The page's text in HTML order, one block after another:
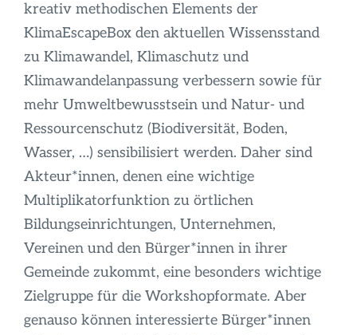
kreativ methodischen Elements der
KlimaEscapeBox den aktuellen Wissensstand
zu Klimawandel, Klimaschutz und
Klimawandelanpassung verbessern sowie für
mehr Umweltbewusstsein und Natur- und
Ressourcenschutz (Biodiversität, Boden,
Wasser, …) sensibilisiert werden. Daher sind
Akteur*innen, denen eine wichtige
Multiplikatorfunktion zu örtlichen
Bildungseinrichtungen, Unternehmen,
Vereinen und den Bürger*innen in ihrer
Gemeinde zukommt, eine besonders wichtige
Zielgruppe für die Workshopformate. Aber
genauso können interessierte Bürger*innen